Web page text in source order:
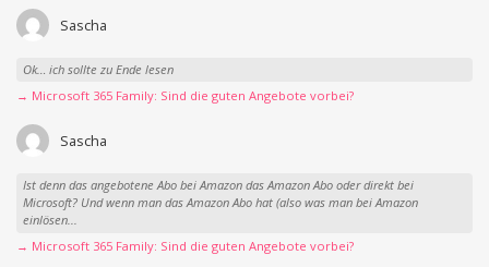
Sascha
Ok… ich sollte zu Ende lesen
→ Microsoft 365 Family: Sind die guten Angebote vorbei?
Sascha
Ist denn das angebotene Abo bei Amazon das Amazon Abo oder direkt bei
Microsoft? Und wenn man das Amazon Abo hat (also was man bei Amazon
einlösen...
→ Microsoft 365 Family: Sind die guten Angebote vorbei?